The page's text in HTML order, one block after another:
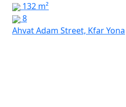
132 m²
8
Ahvat Adam Street, Kfar Yona